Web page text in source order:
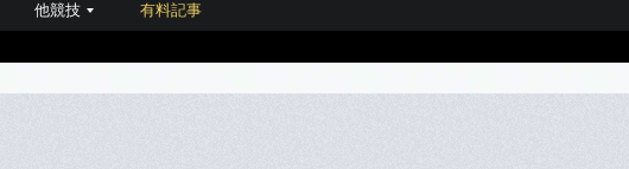
他競技 有料記事